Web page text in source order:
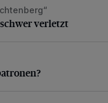
verletzt
verletzt